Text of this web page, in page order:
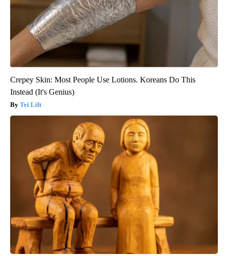
Crepey Skin: Most People Use Lotions. Koreans Do This
Instead (It's Genius)
Tri Lift